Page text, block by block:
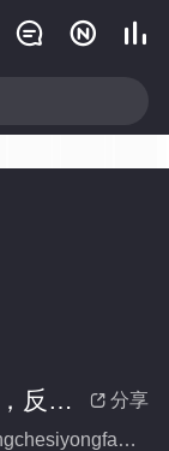
  
 分享
说我公车私用，反手让公司给我交房租(全集)
别名：shuowogongchesiyongfanshouranggongsigeiwojiaofangzu